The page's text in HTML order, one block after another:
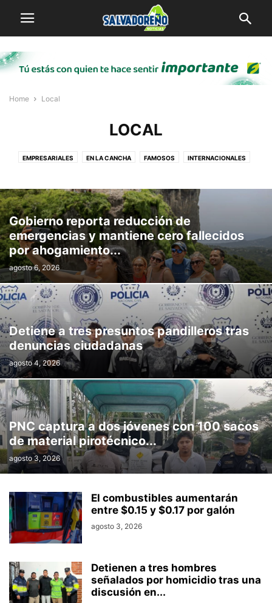
Home Local
LOCAL
EMPRESARIALES EN LA CANCHA FAMOSOS INTERNACIONALES
Gobierno reporta reducción de
emergencias y mantiene cero fallecidos
por ahogamiento...
agosto 6, 2026
Detiene a tres presuntos pandilleros tras
denuncias ciudadanas
agosto 4, 2026
PNC captura a dos jóvenes con 100 sacos
de material pirotécnico...
agosto 3, 2026
El combustibles aumentarán
entre $0.15 y $0.17 por galón
agosto 3, 2026
Detienen a tres hombres
señalados por homicidio tras una
discusión en...